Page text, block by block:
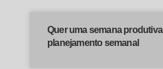
Quer uma semana
planejamento semanal